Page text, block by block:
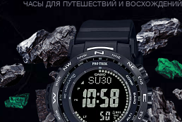
ЧАСЫ ДЛЯ ПУТЕШЕСТВИЙ И ВОСХОЖДЕНИЙ